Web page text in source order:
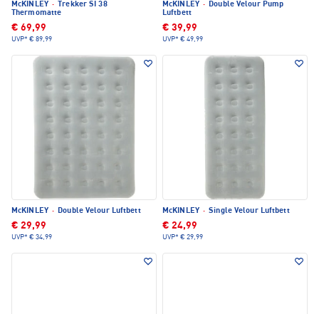
McKINLEY ·
Trekker SI 38
Thermomatte
€ 69,99
UVP* € 89,99
McKINLEY · Double Velour Pump
Luftbett
€ 39,99
UVP* € 49,99
McKINLEY · Double Velour Luftbett
€ 29,99
UVP* € 34,99
McKINLEY · Single Velour Luftbett
€ 24,99
UVP* € 29,99